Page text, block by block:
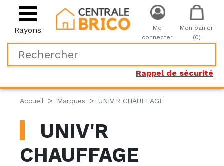
Rayons
Rappel de sécurité
Me
connecter
Mon panier
(0)
Accueil Marques UNIV'R CHAUFFAGE
UNIV'R
CHAUFFAGE